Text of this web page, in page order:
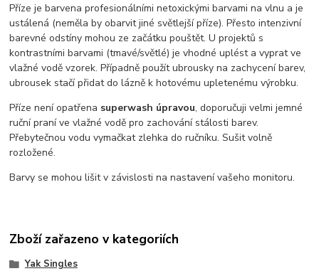
Příze je barvena profesionálními netoxickými barvami na vlnu a je
ustálená (neměla by obarvit jiné světlejší příze). Přesto intenzivní
barevné odstíny mohou ze začátku pouštět. U projektů s
kontrastními barvami (tmavé/světlé) je vhodné uplést a vyprat ve
vlažné vodě vzorek. Případně použít ubrousky na zachycení barev,
ubrousek stačí přidat do lázně k hotovému upletenému výrobku.
Příze není opatřena superwash úpravou, doporučuji velmi jemné
ruční praní ve vlažné vodě pro zachování stálosti barev.
Přebytečnou vodu vymačkat zlehka do ručníku. Sušit volně
rozložené.
Barvy se mohou lišit v závislosti na nastavení vašeho monitoru.
Zboží zařazeno v kategoriích
Yak Singles